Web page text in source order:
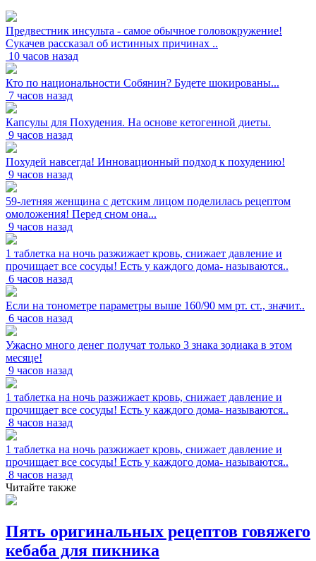
Предвестник инсульта - самое обычное головокружение!
Сукачев рассказал об истинных причинах ..
10 часов назад
Кто по национальности Собянин? Будете шокированы...
7 часов назад
Капсулы для Похудения. На основе кетогенной диеты.
9 часов назад
Похудей навсегда! Инновационный подход к похудению!
9 часов назад
59-летняя женщина с детским лицом поделилась рецептом
омоложения! Перед сном она...
9 часов назад
1 таблетка на ночь разжижает кровь, снижает давление и
прочищает все сосуды! Есть у каждого дома- называются..
6 часов назад
Если на тонометре параметры выше 160/90 мм рт. ст., значит..
6 часов назад
Ужасно много денег получат только 3 знака зодиака в этом
месяце!
9 часов назад
1 таблетка на ночь разжижает кровь, снижает давление и
прочищает все сосуды! Есть у каждого дома- называются..
8 часов назад
1 таблетка на ночь разжижает кровь, снижает давление и
прочищает все сосуды! Есть у каждого дома- называются..
8 часов назад
Читайте также
Пять оригинальных рецептов говяжего
кебаба для пикника